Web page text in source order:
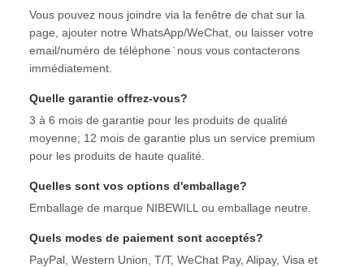
Vous pouvez nous joindre via la fenêtre de chat sur la
page, ajouter notre WhatsApp/WeChat, ou laisser votre
email/numéro de téléphone ̇ nous vous contacterons
immédiatement.
Quelle garantie offrez-vous?
3 à 6 mois de garantie pour les produits de qualité
moyenne; 12 mois de garantie plus un service premium
pour les produits de haute qualité.
Quelles sont vos options d'emballage?
Emballage de marque NIBEWILL ou emballage neutre.
Quels modes de paiement sont acceptés?
PayPal, Western Union, T/T, WeChat Pay, Alipay, Visa et